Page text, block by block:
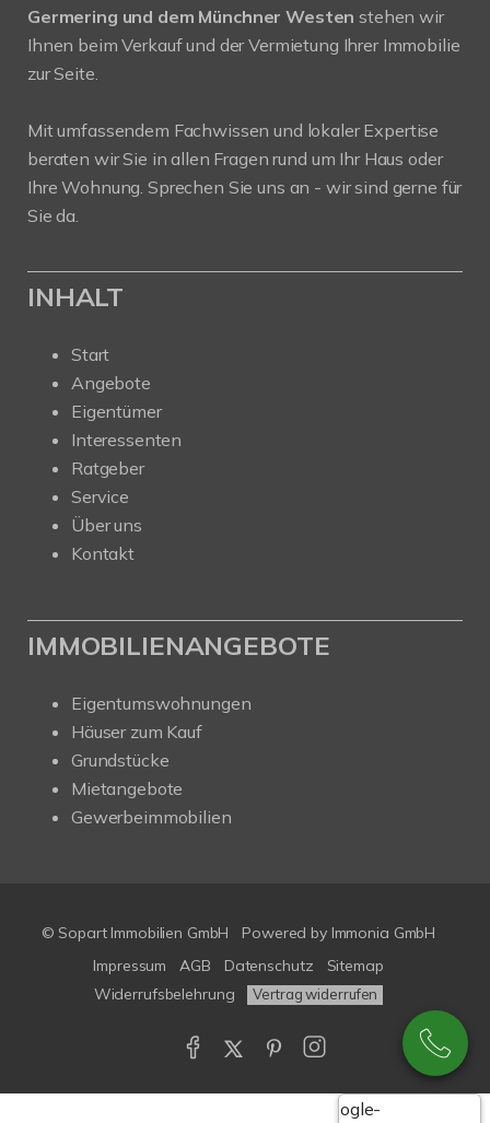
Germering und dem Münchner Westen stehen wir
Ihnen beim Verkauf und der Vermietung Ihrer Immobilie
zur Seite.
Mit umfassendem Fachwissen und lokaler Expertise
beraten wir Sie in allen Fragen rund um Ihr Haus oder
Ihre Wohnung. Sprechen Sie uns an - wir sind gerne für
Sie da.
INHALT
Start
Angebote
Eigentümer
Interessenten
Ratgeber
Service
Über uns
Kontakt
IMMOBILIENANGEBOTE
Eigentumswohnungen
Häuser zum Kauf
Grundstücke
Mietangebote
Gewerbeimmobilien
© Sopart Immobilien GmbH Powered by Immonia GmbH
Impressum
AGB Datenschutz
Sitemap
Widerrufsbelehrung
Vertrag widerrufen
Google-